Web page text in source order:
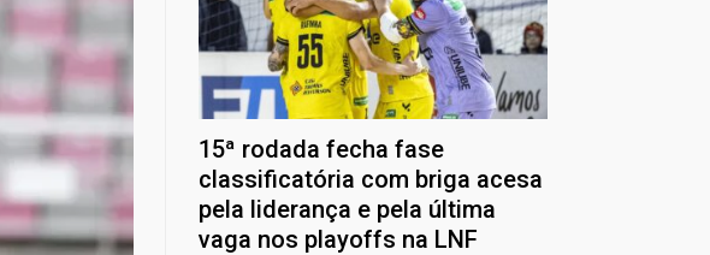
15ª rodada fecha fase
classificatória com briga acesa
pela liderança e pela última
vaga nos playoffs na LNF